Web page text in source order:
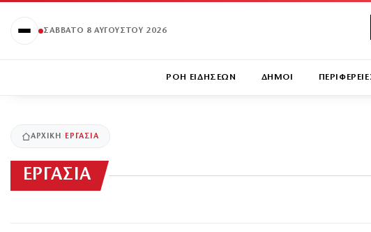
ΣΆΒΒΑΤΟ 8 ΑΥΓΟΎΣΤΟΥ 2026
ΡΟΗ ΕΙΔΗΣΕΩΝ ΔΗΜΟΙ
ΑΡΧΙΚΉ ΕΡΓΑΣΙΑ
ΕΡΓΑΣΙΑ